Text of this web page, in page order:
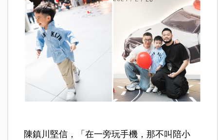
陳鎮川堅信，「在一旁玩手機，那不叫陪小